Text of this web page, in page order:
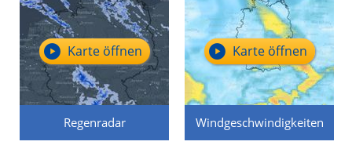
Regenradar
Karte öffnen
Windgeschwindigkeiten
Karte öffnen